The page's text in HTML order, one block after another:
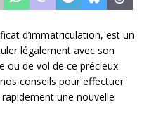
d’immatriculation, est un
légalement avec son
ou de vol de ce précieux
conseils pour effectuer
une nouvelle